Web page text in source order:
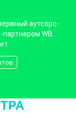
аутсорс-
WB.